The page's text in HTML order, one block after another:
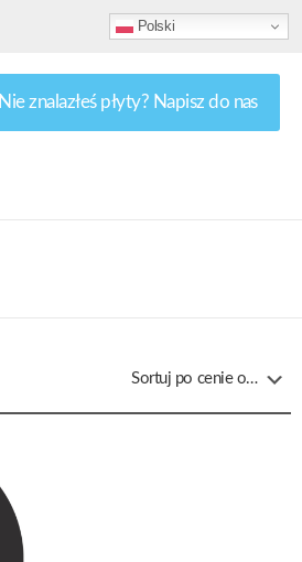
Polski
Nie znalazłeś płyty? Napisz do nas